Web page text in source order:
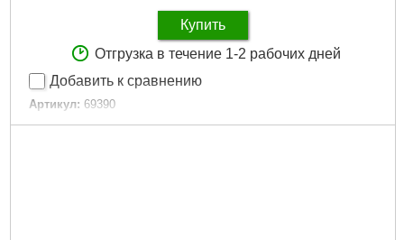
Купить
Отгрузка в течение 1-2 рабочих дней
Добавить к сравнению
Артикул: 69390
Код товара: 29.48.97